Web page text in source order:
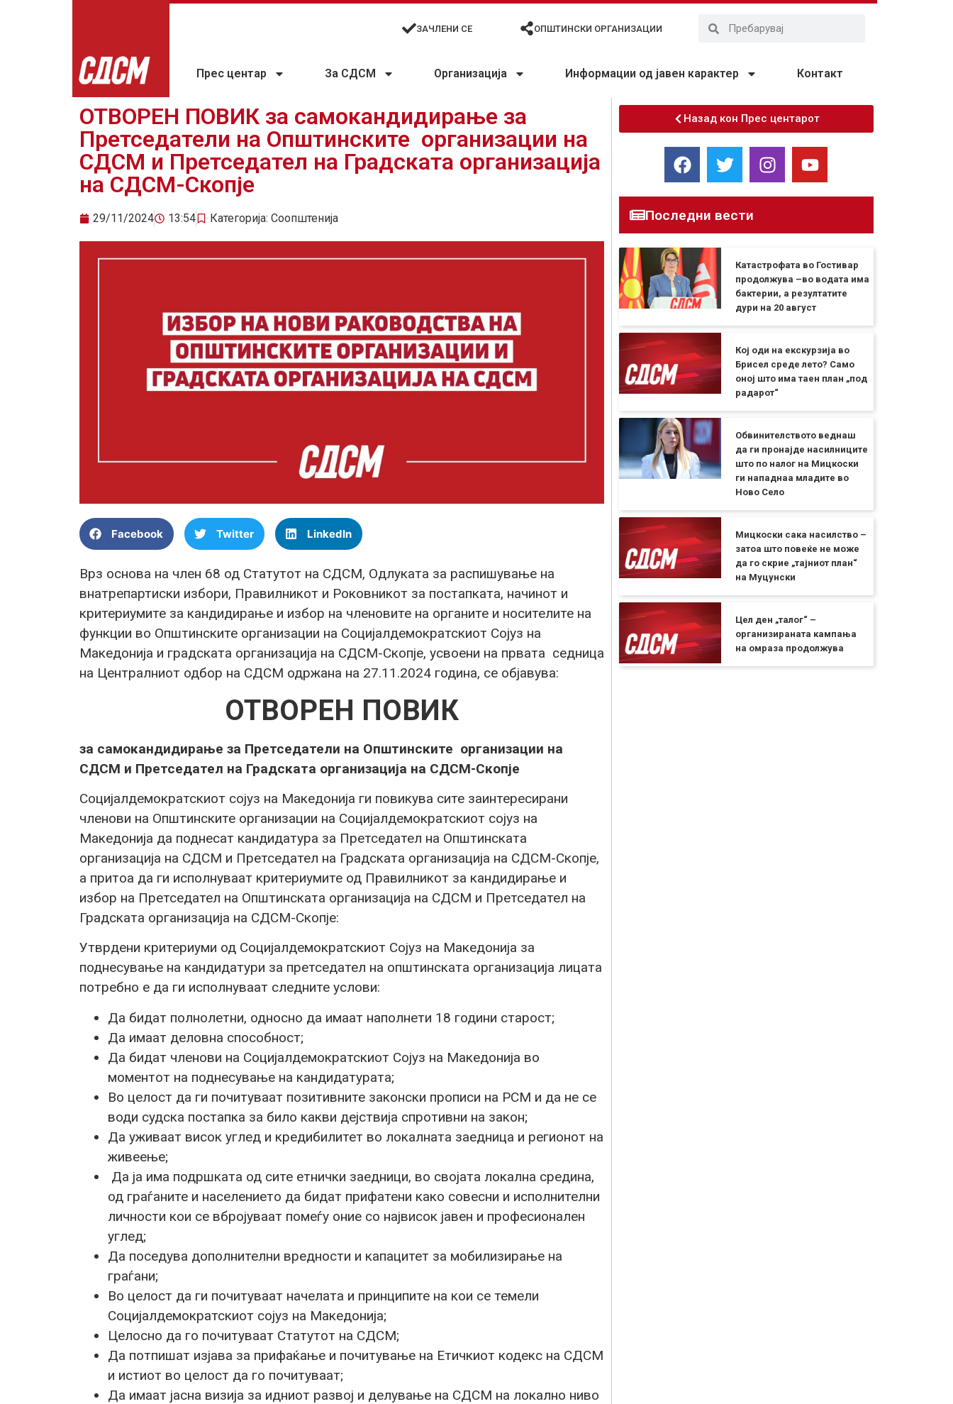
ЗАЧЛЕНИ СЕ ОПШТИНСКИ ОРГАНИЗАЦИИ
Прес центар За СДСМ Организација Информации од јавен карактер Контакт
ОТВОРЕН ПОВИК за самокандидирање за
Претседатели на Општинските организации на
СДСМ и Претседател на Градската организација
на СДСМ-Скопје
29/11/2024 13:54 Категорија: Соопштенија
Facebook Twitter LinkedIn
Врз основа на член 68 од Статутот на СДСМ, Одлуката за распишување на
внатрепартиски избори, Правилникот и Роковникот за постапката, начинот и
критериумите за кандидирање и избор на членовите на органите и носителите на
функции во Општинските организации на Социјалдемократскиот Сојуз на
Македонија и градската организација на СДСМ-Скопје, усвоени на првата седница
на Централниот одбор на СДСМ одржана на 27.11.2024 година, се објавува:
ОТВОРЕН ПОВИК
за самокандидирање за Претседатели на Општинските организации на
СДСМ и Претседател на Градската организација на СДСМ-Скопје
Социјалдемократскиот сојуз на Македонија ги повикува сите заинтересирани
членови на Општинските организации на Социјалдемократскиот сојуз на
Македонија да поднесат кандидатура за Претседател на Општинската
организација на СДСМ и Претседател на Градската организација на СДСМ-Скопје,
а притоа да ги исполнуваат критериумите од Правилникот за кандидирање и
избор на Претседател на Општинската организација на СДСМ и Претседател на
Градската организација на СДСМ-Скопје:
Утврдени критериуми од Социјалдемократскиот Сојуз на Македонија за
поднесување на кандидатури за претседател на општинската организација лицата
потребно е да ги исполнуваат следните услови:
Да бидат полнолетни, односно да имаат наполнети 18 години старост;
Да имаат деловна способност;
Да бидат членови на Социјалдемократскиот Сојуз на Македонија во
моментот на поднесување на кандидатурата;
Во целост да ги почитуваат позитивните законски прописи на РСМ и да не се
води судска постапка за било какви дејствија спротивни на закон;
Да уживаат висок углед и кредибилитет во локалната заедница и регионот на
живеење;
Да ја има подршката од сите етнички заедници, во својата локална средина,
од граѓаните и населението да бидат прифатени како совесни и исполнителни
личности кои се вбројуваат помеѓу оние со највисок јавен и професионален
углед;
Да поседува дополнителни вредности и капацитет за мобилизирање на
граѓани;
Во целост да ги почитуваат начелата и принципите на кои се темели
Социјалдемократскиот сојуз на Македонија;
Целосно да го почитуваат Статутот на СДСМ;
Да потпишат изјава за прифаќање и почитување на Етичкиот кодекс на СДСМ
и истиот во целост да го почитуваат;
Да имаат јасна визија за идниот развој и делување на СДСМ на локално ниво
Назад кон Прес центарот
Последни вести
Катастрофата во Гостивар
продолжува –во водата има
бактерии, а резултатите
дури на 20 август
Кој оди на екскурзија во
Брисел среде лето? Само
оној што има таен план „под
радарот“
Обвинителството веднаш
да ги пронајде насилниците
што по налог на Мицкоски
ги нападнаа младите во
Ново Село
Мицкоски сака насилство –
затоа што повеќе не може
да го скрие „тајниот план“
на Муцунски
Цел ден „талог“ –
организираната кампања
на омраза продолжува